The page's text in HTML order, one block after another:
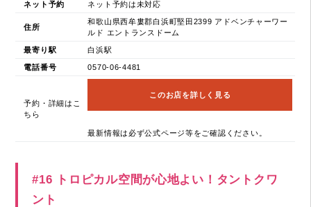
ネット予約 ネット予約は未対応
住所
和歌山県西牟婁郡白浜町堅田2399 アドベンチャーワー
ルド エントランスドーム
最寄り駅 白浜駅
電話番号 0570-06-4481
予約・詳細はこ
ちら
このお店を詳しく見る
最新情報は必ず公式ページ等をご確認ください。
#16 トロピカル空間が心地よい！タントクワ
ント